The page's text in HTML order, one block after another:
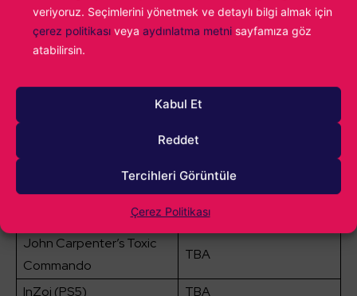
veriyoruz. Seçimlerini yönetmek ve detaylı bilgi almak için
çerez politikası veya aydınlatma metni sayfamıza göz
atabilirsin.
Kabul Et
Reddet
Tercihleri Görüntüle
Çerez Politikası
Ghost Sector
TBA
Game of Thrones: War for
Westeros
Gallipoli
TBA
TBA
TBA
Hordes of Fate
TBA
TBA
John Carpenter’s Toxic
Commando
TBA
InZoi (PS5) TBA